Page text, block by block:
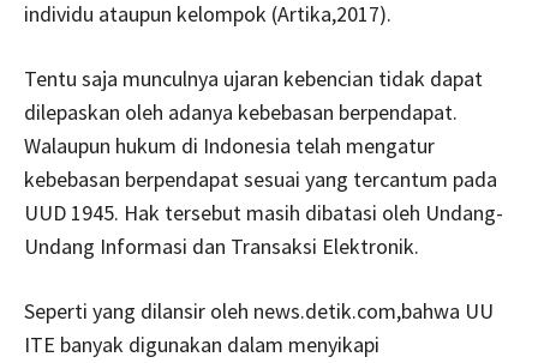
individu ataupun kelompok (Artika,2017).
Tentu saja munculnya ujaran kebencian tidak dapat
dilepaskan oleh adanya kebebasan berpendapat.
Walaupun hukum di Indonesia telah mengatur
kebebasan berpendapat sesuai yang tercantum pada
UUD 1945. Hak tersebut masih dibatasi oleh Undang-
Undang Informasi dan Transaksi Elektronik.
Seperti yang dilansir oleh news.detik.com,bahwa UU
ITE banyak digunakan dalam menyikapi